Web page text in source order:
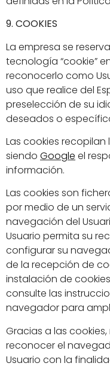
9. COOKIES
La empresa se
tecnología “cookie”
reconocerlo como
uso que realice del
preselección de su
deseados o
Las cookies recopilan
siendo Google el
información.
Las cookies son
por medio de un
navegación del
Usuario permita su
configurar su
de la recepción de
instalación de
consulte las
navegador para
Gracias a las
reconocer el
Usuario con la